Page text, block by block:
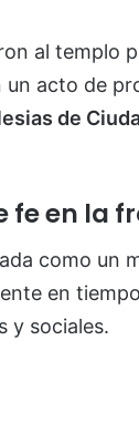
al templo
un acto de
de
fe en la
como un
en
y sociales.